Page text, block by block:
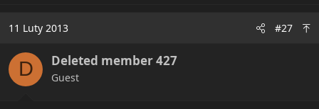
i
n
s
:
11 Luty 2013 #27
D Deleted member 427
Guest